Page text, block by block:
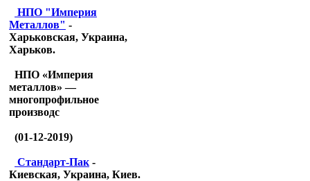
НПО "Империя
Металлов" -
Харьковская, Украина,
Харьков.
НПО «Империя
металлов» —
многопрофильное
производс
(01-12-2019)
Стандарт-Пак -
Киевская, Украина, Киев.